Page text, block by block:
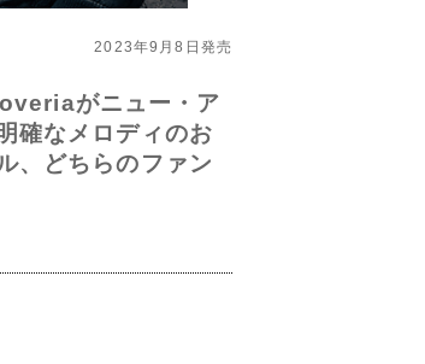
2023年9月8日発売
がニュー・ア
確なメロディのお
、どちらのファン